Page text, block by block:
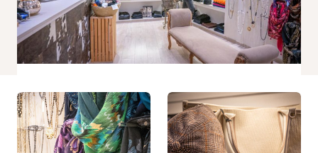
Statistiques
Afin que
nous
puissions
améliorer la
et la
structure du
site Web, en
fonction de la
façon dont le